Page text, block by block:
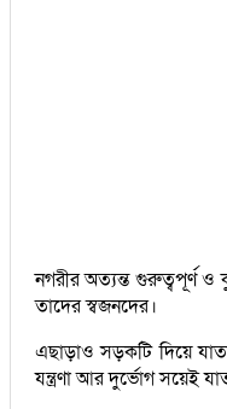
নগরীর অত্যন্ত গুরুত্বপূর্ণ ও
তাদের স্বজনদের।
এছাড়াও সড়কটি দিয়ে
যন্ত্রণা আর দুর্ভোগ সয়েই